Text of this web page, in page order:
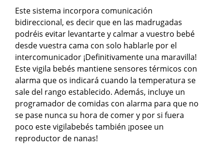
Este sistema incorpora comunicación
bidireccional, es decir que en las madrugadas
podréis evitar levantarte y calmar a vuestro bebé
desde vuestra cama con solo hablarle por el
intercomunicador ¡Definitivamente una maravilla!
Este vigila bebés mantiene sensores térmicos con
alarma que os indicará cuando la temperatura se
sale del rango establecido. Además, incluye un
programador de comidas con alarma para que no
se pase nunca su hora de comer y por si fuera
poco este vigilabebés también ¡posee un
reproductor de nanas!